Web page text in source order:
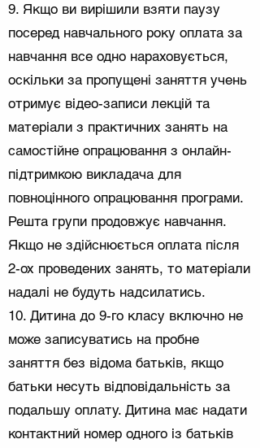
9. Якщо ви вирішили взяти паузу
посеред навчального року оплата за
навчання все одно нараховується,
оскільки за пропущені заняття учень
отримує відео-записи лекцій та
матеріали з практичних занять на
самостійне опрацювання з онлайн-
підтримкою викладача для
повноцінного опрацювання програми.
Решта групи продовжує навчання.
Якщо не здійснюється оплата після
2-ох проведених занять, то матеріали
надалі не будуть надсилатись.
10. Дитина до 9-го класу включно не
може записуватись на пробне
заняття без відома батьків, якщо
батьки несуть відповідальність за
подальшу оплату. Дитина має надати
контактний номер одного із батьків